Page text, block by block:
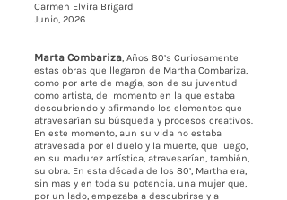
Carmen Elvira Brigard
Junio, 2026
Marta Combariza, Años 80’s Curiosamente
estas obras que llegaron de Martha Combariza,
como por arte de magia, son de su juventud
como artista, del momento en la que estaba
descubriendo y afirmando los elementos que
atravesarían su búsqueda y procesos creativos.
En este momento, aun su vida no estaba
atravesada por el duelo y la muerte, que luego,
en su madurez artística, atravesarían, también,
su obra. En esta década de los 80’, Martha era,
sin mas y en toda su potencia, una mujer que,
por un lado, empezaba a descubrirse y a